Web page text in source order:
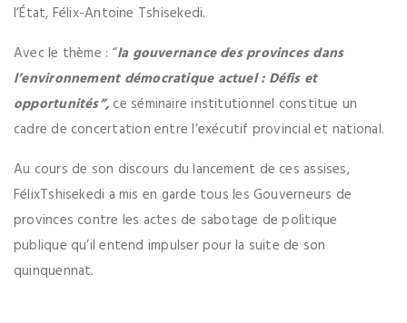
l’État, Félix-Antoine Tshisekedi.
Avec le thème : “la gouvernance des provinces dans
l’environnement démocratique actuel : Défis et
opportunités”, ce séminaire institutionnel constitue un
cadre de concertation entre l’exécutif provincial et national.
Au cours de son discours du lancement de ces assises,
FélixTshisekedi a mis en garde tous les Gouverneurs de
provinces contre les actes de sabotage de politique
publique qu’il entend impulser pour la suite de son
quinquennat.